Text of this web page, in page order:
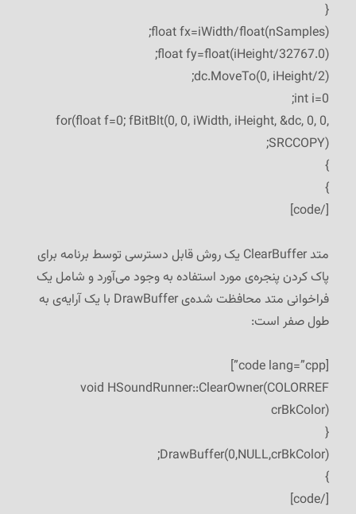
{
float fx=iWidth/float(nSamples);
float fy=float(iHeight/32767.0);
dc.MoveTo(0, iHeight/2);
int i=0;
for(float f=0; fBitBlt(0, 0, iWidth, iHeight, &dc, 0, 0,
SRCCOPY);
}
}
[/code]
متد ClearBuffer یک روش قابل دسترسی توسط برنامه برای
پاک کردن پنجره‌ی مورد استفاده به وجود می‌آورد و شامل یک
فراخوانی متد محافظت شده‌ی DrawBuffer با یک آرایه‌ی به
طول صفر است:
[code lang=”cpp”]
void HSoundRunner::ClearOwner(COLORREF
crBkColor)
{
DrawBuffer(0,NULL,crBkColor);
}
[/code]